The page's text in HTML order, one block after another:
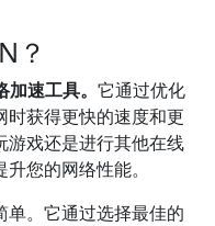
？
速工具。 它通过优化
时获得更快的速度和更
游戏还是进行其他在线
您的网络性能。
单。它通过选择最佳的